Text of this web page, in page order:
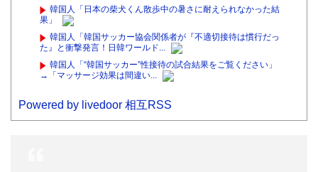
韓国人「日本の柴犬くん散歩中の暑さに耐えられなかった結
果」
韓国人「韓国サッカー協会関係者が『不適切接待は慣行だっ
た』と衝撃発言！日韓ワールド...
韓国人「“韓国サッカー”性接待の試合結果をご覧ください」
→「マッサージ効果は間違い...
Powered by livedoor 相互RSS